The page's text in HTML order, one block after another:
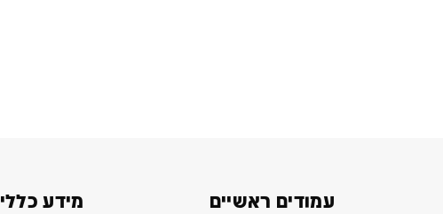
עמודים ראשיים מידע כללי